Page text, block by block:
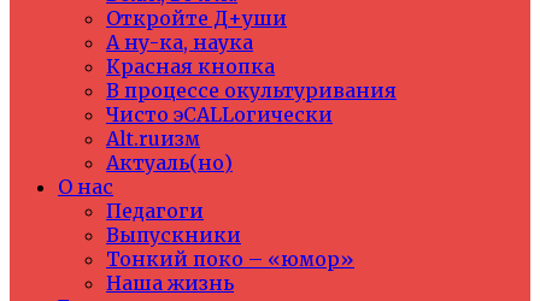
Откройте Д+уши
А ну-ка, наука
Красная кнопка
В процессе окультуривания
Чисто эCALLогически
Alt.ruизм
Актуаль(но)
О нас
Педагоги
Выпускники
Тонкий поко – «юмор»
Наша жизнь